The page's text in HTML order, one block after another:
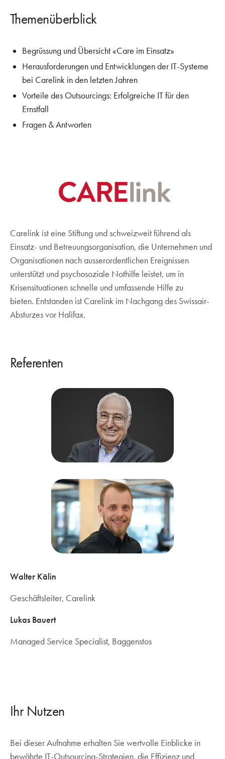
Themenüberblick
Begrüssung und Übersicht «Care im Einsatz»
Herausforderungen und Entwicklungen der IT-Systeme
bei Carelink in den letzten Jahren
Vorteile des Outsourcings: Erfolgreiche IT für den
Ernstfall
Fragen & Antworten
Carelink ist eine Stiftung und schweizweit führend als
Einsatz- und Betreuungsorganisation, die Unternehmen und
Organisationen nach ausserordentlichen Ereignissen
unterstützt und psychosoziale Nothilfe leistet, um in
Krisensituationen schnelle und umfassende Hilfe zu
bieten. Entstanden ist Carelink im Nachgang des Swissair-
Absturzes vor Halifax.
Referenten
Walter Kälin
Geschäftsleiter, Carelink
Lukas Bauert
Managed Service Specialist, Baggenstos
Ihr Nutzen
Bei dieser Aufnahme erhalten Sie wertvolle Einblicke in
bewährte IT-Outsourcing-Strategien, die Effizienz und